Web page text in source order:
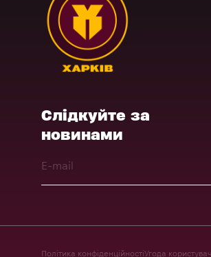
Слідкуйте за
новинами
Політика конфіденційностіУгода